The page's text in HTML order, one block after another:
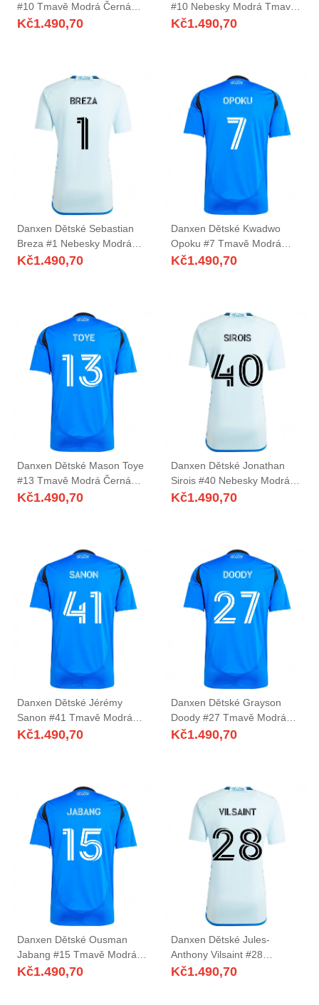
#10 Tmavě Modrá Černá
Domů Hráčské Dresy
Kč1.490,70
#10 Nebesky Modrá Tmavě
Modrá Daleko Hráčské
Kč1.490,70
Danxen Dětské Sebastian
Breza #1 Nebesky Modrá
Tmavě Modrá Daleko
Kč1.490,70
Danxen Dětské Kwadwo
Opoku #7 Tmavě Modrá
Černá Domů Hráčské Dresy
Kč1.490,70
Danxen Dětské Mason Toye
#13 Tmavě Modrá Černá
Domů Hráčské Dresy
Kč1.490,70
Danxen Dětské Jonathan
Sirois #40 Nebesky Modrá
Tmavě Modrá Daleko
Kč1.490,70
Danxen Dětské Jérémy
Sanon #41 Tmavě Modrá
Černá Domů Hráčské Dresy
Kč1.490,70
Danxen Dětské Grayson
Doody #27 Tmavě Modrá
Černá Domů Hráčské Dresy
Kč1.490,70
Danxen Dětské Ousman
Jabang #15 Tmavě Modrá
Černá Domů Hráčské Dresy
Kč1.490,70
Danxen Dětské Jules-
Anthony Vilsaint #28
Nebesky Modrá Tmavě
Kč1.490,70